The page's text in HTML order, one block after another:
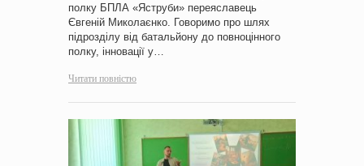
полку БПЛА «Яструби» переяславець
Євгеній Миколаєнко. Говоримо про шлях
підрозділу від батальйону до повноцінного
полку, інновації у…
Читати повністю